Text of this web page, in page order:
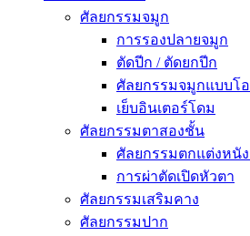
ศัลยกรรมจมูก
การรองปลายจมูก
ตัดปีก / ตัดยกปีก
ศัลยกรรมจมูกแบบโ
เย็บอินเตอร์โดม
ศัลยกรรมตาสองชั้น
ศัลยกรรมตกแต่งหนัง
การผ่าตัดเปิดหัวตา
ศัลยกรรมเสริมคาง
ศัลยกรรมปาก